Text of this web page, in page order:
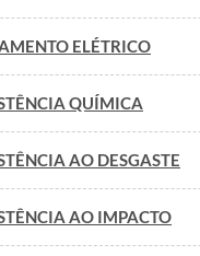
ELÉTRICO
QUÍMICA
AO DESGASTE
AO IMPACTO